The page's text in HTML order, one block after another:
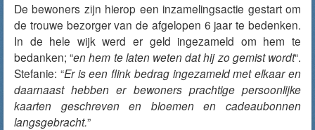
De bewoners zijn hierop een inzamelingsactie gestart om
de trouwe bezorger van de afgelopen 6 jaar te bedenken.
In de hele wijk werd er geld ingezameld om hem te
bedanken; “en hem te laten weten dat hij zo gemist wordt“.
Stefanie: “Er is een flink bedrag ingezameld met elkaar en
daarnaast hebben er bewoners prachtige persoonlijke
kaarten geschreven en bloemen en cadeaubonnen
langsgebracht.”